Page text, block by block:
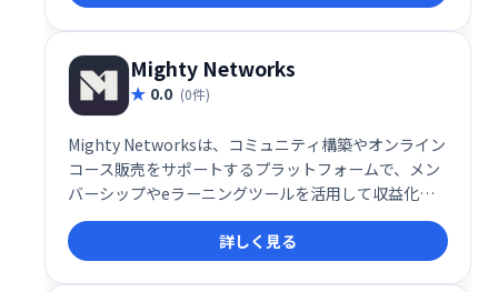
Mighty Networks
0.0 (0件)
Mighty Networksは、コミュニティ構築やオンライン
コース販売をサポートするプラットフォームで、メン
バーシップやeラーニングツールを活用して収益化が
可能です。
詳しく見る